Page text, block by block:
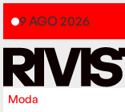
9 AGO 2026
Moda